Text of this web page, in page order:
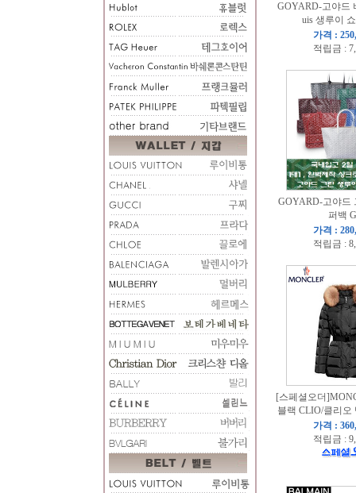
GOYARD-고야드
uis 생루이
가격 :
적립금 :
GOYARD-고야드
퍼백
가격 :
적립금 :
[스페셜오더
블랙 CLIO/클리오
가격 :
적립금 :